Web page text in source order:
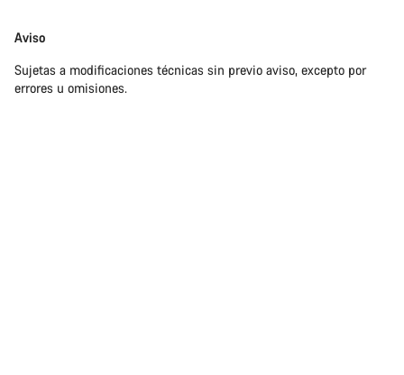
Aviso
Sujetas a modificaciones técnicas sin previo aviso, excepto por
errores u omisiones.